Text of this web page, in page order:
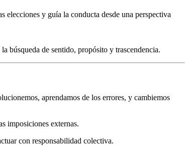
elecciones y guía la conducta desde una perspectiva
búsqueda de sentido, propósito y trascendencia.
aprendamos de los errores, y cambiemos
imposiciones externas.
con responsabilidad colectiva.